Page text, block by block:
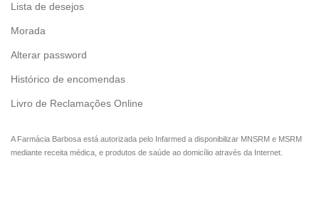
Lista de desejos
Morada
Alterar password
Histórico de encomendas
Livro de Reclamações Online
A Farmácia Barbosa está autorizada pelo Infarmed a disponibilizar MNSRM e MSRM
mediante receita médica, e produtos de saúde ao domicílio através da Internet.